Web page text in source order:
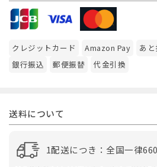
クレジットカード Amazon Pay
あと
銀行振込
郵便振替 代金引換
送料について
1配送につき：全国一律